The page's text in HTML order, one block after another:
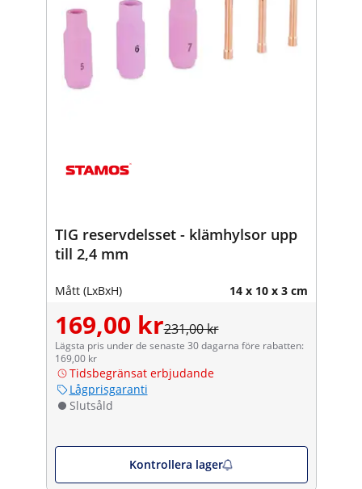
TIG reservdelsset - klämhylsor upp
till 2,4 mm
Mått (LxBxH) 14 x 10 x 3 cm
169,00 kr231,00 kr
Lägsta pris under de senaste 30 dagarna före rabatten:
169,00 kr
Tidsbegränsat erbjudande
Lågprisgaranti
Slutsåld
Kontrollera lager